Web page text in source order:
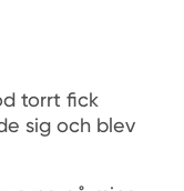
torrt ﬁck
sig och blev